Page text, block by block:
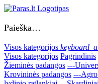
Paieška…
Visos kategorijos
Visos kategorijos Pagrindinis
Žieminės padangos ---
Krovininės padangos ---Agro